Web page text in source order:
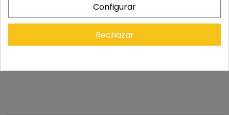
Configurar
Rechazar